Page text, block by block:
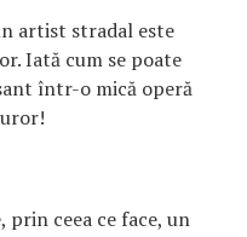
artist stradal este
Iată cum se poate
într-o mică operă
prin ceea ce face, un